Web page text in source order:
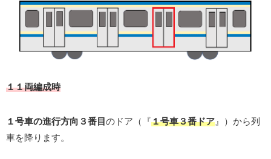
１１両編成時
１号車の進行方向３番目 のドア（『１号車３番ドア 』）から列
車を降ります。